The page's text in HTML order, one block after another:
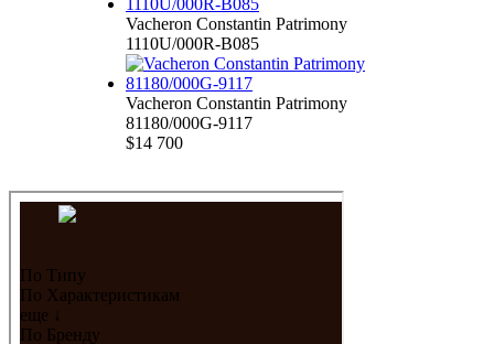
Vacheron Constantin Patrimony
1110U/000R-B085
Vacheron Constantin Patrimony
81180/000G-9117
$14 700